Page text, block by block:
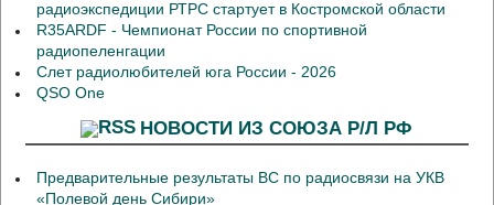
радиоэкспедиции РТРС стартует в Костромской области
R35ARDF - Чемпионат России по спортивной
радиопеленгации
Слет радиолюбителей юга России - 2026
QSO One
НОВОСТИ ИЗ СОЮЗА Р/Л РФ
Предварительные результаты ВС по радиосвязи на УКВ
«Полевой день Сибири»